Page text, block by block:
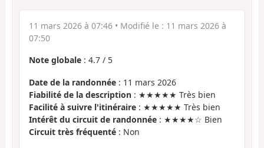
11 mars 2026 à 07:46 • Modifié le : 11 mars 2026 à
07:50
Note globale : 4.7 / 5
Date de la randonnée : 11 mars 2026
Fiabilité de la description : ★★★★★ Très bien
Facilité à suivre l'itinéraire : ★★★★★ Très bien
Intérêt du circuit de randonnée : ★★★★☆ Bien
Circuit très fréquenté : Non